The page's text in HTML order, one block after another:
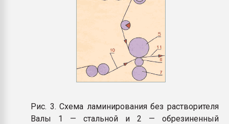
Рис. 3. Схема ламинирования без растворителя
Валы 1 — стальной и 2 — обрезиненный